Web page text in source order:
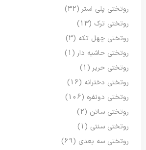
روتختی پلی استر (32)
روتختی ترک (13)
روتختی چهل تکه (3)
روتختی حاشیه دار (1)
روتختی حریر (1)
روتختی دخترانه (16)
روتختی دونفره (106)
روتختی ساتن (2)
روتختی سنتی (1)
روتختی سه بعدی (69)